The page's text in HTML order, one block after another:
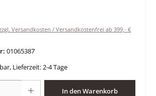
Versandkosten / Versandkostenfrei ab 399,- €
01065387
Lieferzeit: 2-4 Tage
In den Warenkorb